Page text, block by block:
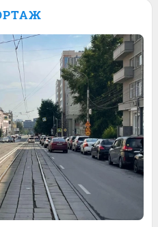
сильной духом
18 Обсудить